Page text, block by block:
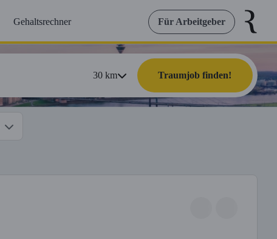
Gehaltsrechner Für Arbeitgeber
30km Traumjob finden!